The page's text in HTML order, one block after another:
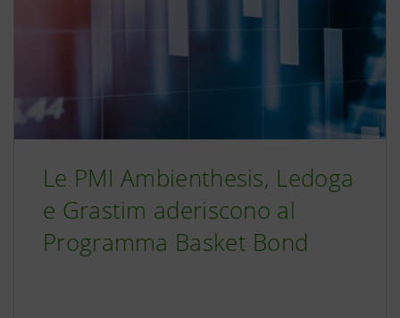
Le PMI Ambienthesis, Ledoga
e Grastim aderiscono al
Programma Basket Bond